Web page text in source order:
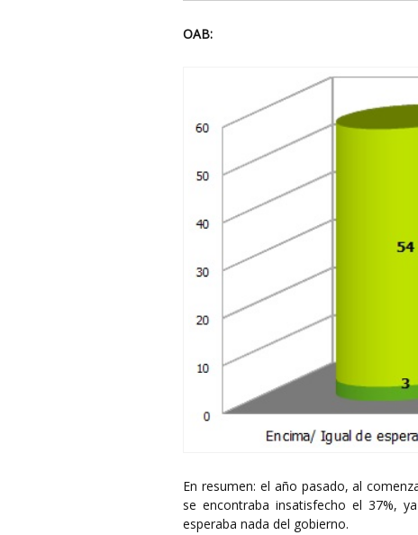
OAB:
En resumen: el año pasado, al
se encontraba insatisfecho el 37%,
esperaba nada del gobierno.